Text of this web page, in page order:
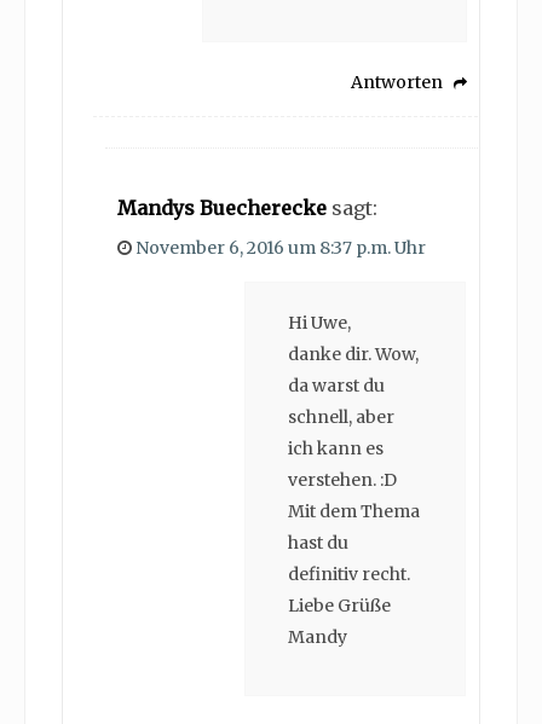
Antworten
Mandys Buecherecke sagt:
November 6, 2016 um 8:37 p.m. Uhr
Hi Uwe,
danke dir. Wow,
da warst du
schnell, aber
ich kann es
verstehen. :D
Mit dem Thema
hast du
definitiv recht.
Liebe Grüße
Mandy